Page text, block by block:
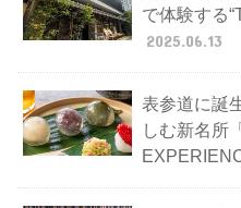
で体験する
2025.06.13
表参道に誕
しむ新名所